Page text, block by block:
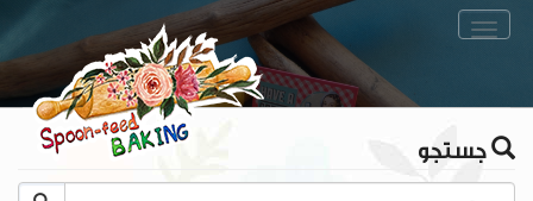
Toggle
جستجو